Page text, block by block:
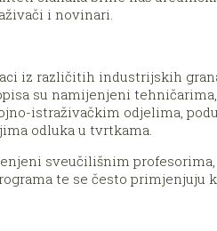
i novinari.
iz različitih industrijskih
su namijenjeni tehničarima,
istraživačkim odjelima,
odluka u tvrtkama.
sveučilišnim profesorima,
te se često primjenjuju